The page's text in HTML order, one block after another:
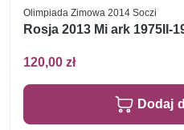
Olimpiada Zimowa 2014 Soczi
Rosja 2013 Mi ark 1975II-
120,00 zł
Dodaj